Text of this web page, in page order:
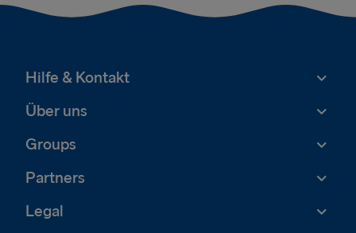
Hilfe & Kontakt
Über uns
Groups
Partners
Legal